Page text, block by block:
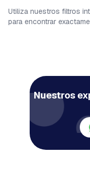
Utiliza nuestros filtros
para encontrar
Nuestros